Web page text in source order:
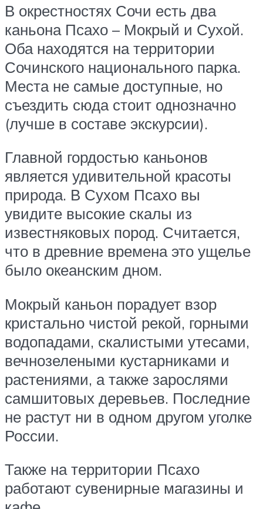
В окрестностях Сочи есть два
каньона Псахо – Мокрый и Сухой.
Оба находятся на территории
Сочинского национального парка.
Места не самые доступные, но
съездить сюда стоит однозначно
(лучше в составе экскурсии).
Главной гордостью каньонов
является удивительной красоты
природа. В Сухом Псахо вы
увидите высокие скалы из
известняковых пород. Считается,
что в древние времена это ущелье
было океанским дном.
Мокрый каньон порадует взор
кристально чистой рекой, горными
водопадами, скалистыми утесами,
вечнозелеными кустарниками и
растениями, а также зарослями
самшитовых деревьев. Последние
не растут ни в одном другом уголке
России.
Также на территории Псахо
работают сувенирные магазины и